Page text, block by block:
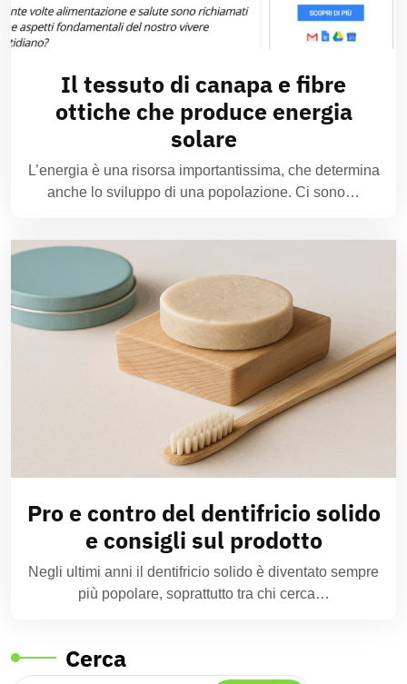
Il tessuto di canapa e fibre
ottiche che produce energia
solare
L’energia è una risorsa importantissima, che determina
anche lo sviluppo di una popolazione. Ci sono…
Pro e contro del dentifricio solido
e consigli sul prodotto
Negli ultimi anni il dentifricio solido è diventato sempre
più popolare, soprattutto tra chi cerca…
Cerca